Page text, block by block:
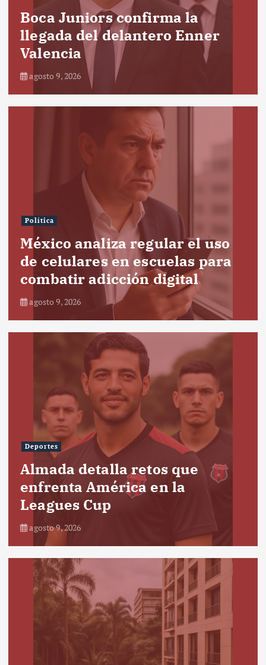
Boca Juniors confirma la
llegada del delantero Enner
Valencia
agosto 9, 2026
Política
México analiza regular el uso
de celulares en escuelas para
combatir adicción digital
agosto 9, 2026
Deportes
Almada detalla retos que
enfrenta América en la
Leagues Cup
agosto 9, 2026